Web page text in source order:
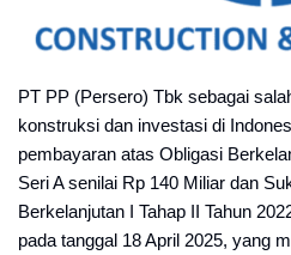
PT PP (Persero) Tbk sebagai
konstruksi dan investasi di
pembayaran atas Obligasi
Seri A senilai Rp 140 Miliar dan
Berkelanjutan I Tahap II Tahun
pada tanggal 18 April 2025, yang